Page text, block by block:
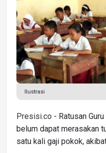
Ilustrasi
Presisi.co - Ratusan
belum dapat merasakan
satu kali gaji pokok,